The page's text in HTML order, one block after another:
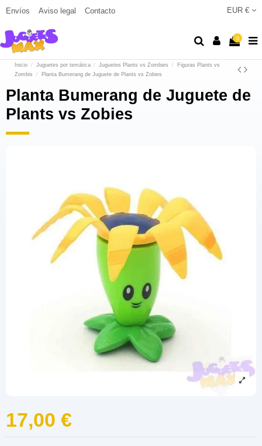
Envíos Aviso legal Contacto EUR €
0
Inicio Juguetes por temática Juguetes Plants vs Zombies
Figuras Plants vs
Zombis
Planta Bumerang de Juguete de Plants vs Zobies
Planta Bumerang de Juguete de
Plants vs Zobies
17,00 €